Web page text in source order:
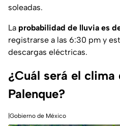
soleadas.
La probabilidad de lluvia es
registrarse a las 6:30 pm y
descargas eléctricas.
¿Cuál será el clima
Palenque?
|Gobierno de México